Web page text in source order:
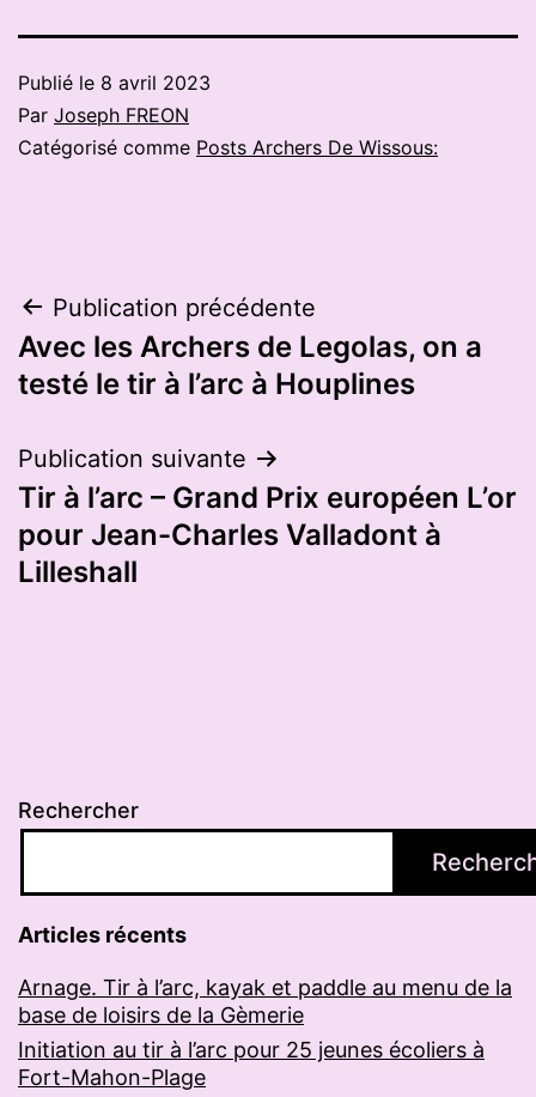
Publié le 8 avril 2023
Par Joseph FREON
Catégorisé comme Posts Archers De Wissous:
Navigation
de
Publication précédente
Avec les Archers de Legolas, on a
testé le tir à l’arc à Houplines
Publication suivante
Tir à l’arc – Grand Prix européen L’or
pour Jean-Charles Valladont à
Lilleshall
Rechercher
Articles récents
Arnage. Tir à l’arc, kayak et paddle au menu de la
base de loisirs de la Gèmerie
Initiation au tir à l’arc pour 25 jeunes écoliers à
Fort-Mahon-Plage